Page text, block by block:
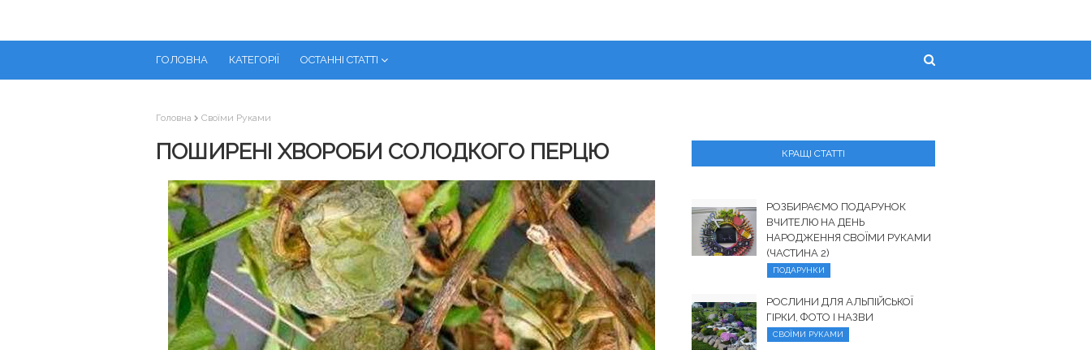
ГОЛОВНА КАТЕГОРІЇ ОСТАННІ СТАТТІ
Головна Своїми Руками
ПОШИРЕНІ ХВОРОБИ СОЛОДКОГО ПЕРЦЮ КРАЩІ СТАТТІ
РОЗБИРАЄМО ПОДАРУНОК
ВЧИТЕЛЮ НА ДЕНЬ
НАРОДЖЕННЯ СВОЇМИ РУКАМИ
(ЧАСТИНА 2)
ПОДАРУНКИ
РОСЛИНИ ДЛЯ АЛЬПІЙСЬКОЇ
ГІРКИ, ФОТО І НАЗВИ
СВОЇМИ РУКАМИ